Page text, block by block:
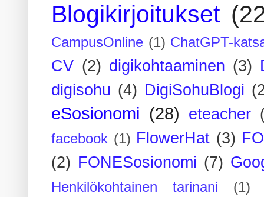
Blogikirjoitukset
CampusOnline (1) ChatGPT-
CV (2) digikohtaaminen (3)
digisohu (4) DigiSohuBlogi
eSosionomi (28) eteacher
facebook (1) FlowerHat (3)
(2) FONESosionomi (7)
Henkilökohtainen tarinani (1)